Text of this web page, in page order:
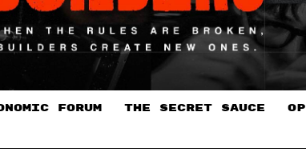
FORUM THE SECRET SAUCE​